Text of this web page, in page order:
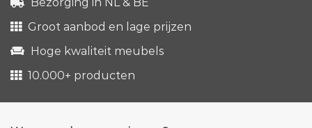
Groot aanbod en lage prijzen
Hoge kwaliteit meubels
10.000+ producten